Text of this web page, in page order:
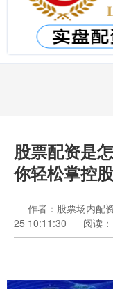
股票配资是
你轻松掌控
作者：股票场内配
25 10:11:30
阅读